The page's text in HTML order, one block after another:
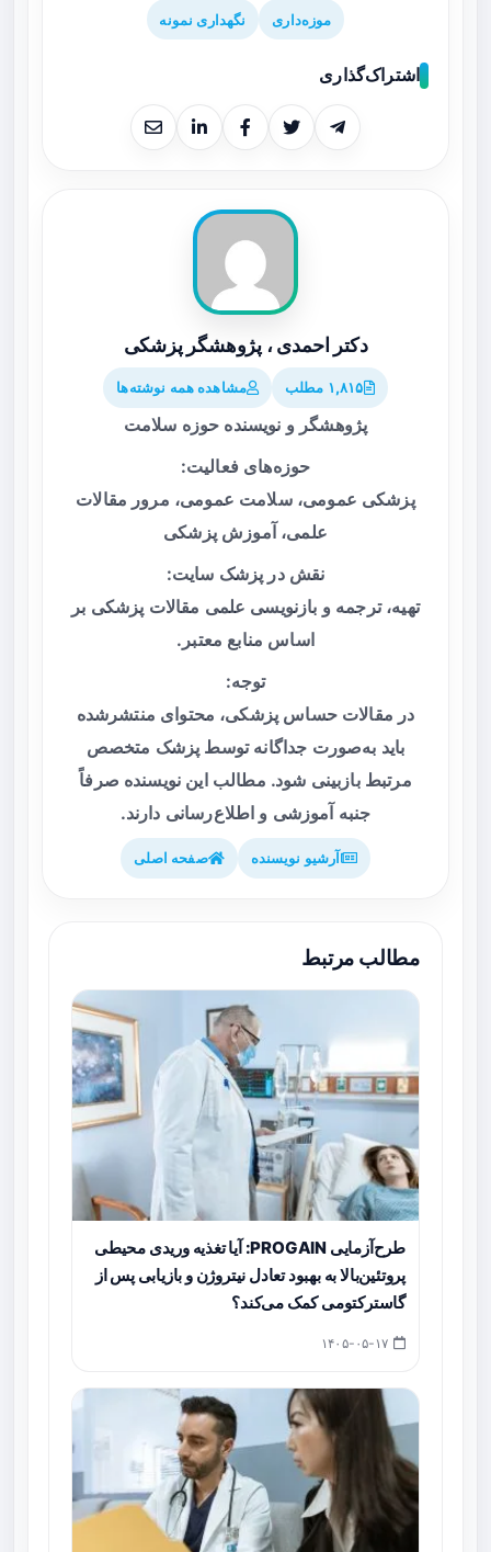
موزه‌داری نگهداری نمونه
اشتراک‌گذاری
دکتر احمدی ، پژوهشگر پزشکی
۱,۸۱۵ مطلب مشاهده همه نوشته‌ها
پژوهشگر و نویسنده حوزه سلامت
حوزه‌های فعالیت:
پزشکی عمومی، سلامت عمومی، مرور مقالات
علمی، آموزش پزشکی
نقش در پزشک سایت:
تهیه، ترجمه و بازنویسی علمی مقالات پزشکی بر
اساس منابع معتبر.
توجه:
در مقالات حساس پزشکی، محتوای منتشرشده
باید به‌صورت جداگانه توسط پزشک متخصص
مرتبط بازبینی شود. مطالب این نویسنده صرفاً
جنبه آموزشی و اطلاع‌رسانی دارند.
آرشیو نویسنده صفحه اصلی
مطالب مرتبط
طرح‌آزمایی PROGAIN: آیا تغذیه وریدی محیطی
پروتئین‌بالا به بهبود تعادل نیتروژن و بازیابی پس از
گاسترکتومی کمک می‌کند؟